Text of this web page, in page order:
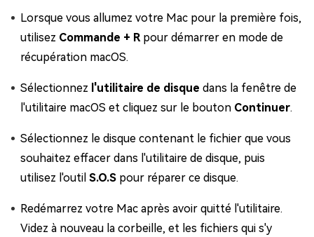
Lorsque vous allumez votre Mac pour la première fois,
utilisez Commande + R pour démarrer en mode de
récupération macOS.
Sélectionnez l'utilitaire de disque dans la fenêtre de
l'utilitaire macOS et cliquez sur le bouton Continuer.
Sélectionnez le disque contenant le fichier que vous
souhaitez effacer dans l'utilitaire de disque, puis
utilisez l'outil S.O.S pour réparer ce disque.
Redémarrez votre Mac après avoir quitté l'utilitaire.
Videz à nouveau la corbeille, et les fichiers qui s'y